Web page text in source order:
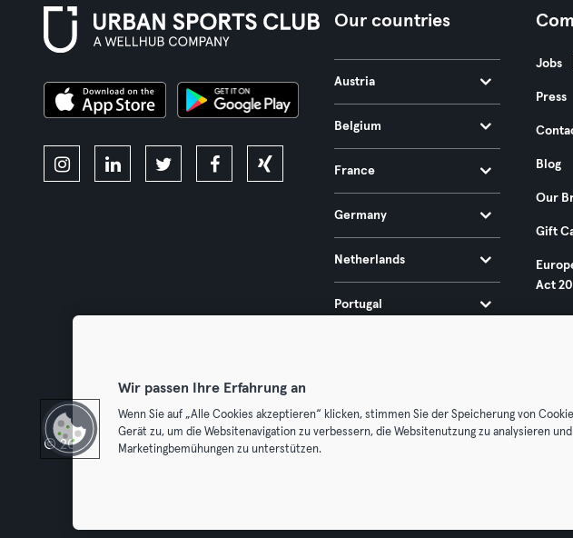
Our countries
Austria
Belgium
France
Germany
Netherlands
Portugal
Jobs
Press
Blog
Our
Gift
Act
© 2026 Urban Sports Group GmbH. All rights reserved.
Wir passen Ihre Erfahrung an
Wenn Sie auf „Alle Cookies akzeptieren“ klicken, stimmen Sie der Speicherung von
Gerät zu, um die Websitenavigation zu verbessern, die Websitenutzung zu analysieren
Marketingbemühungen zu unterstützen.